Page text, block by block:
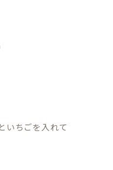
いちごを入れて